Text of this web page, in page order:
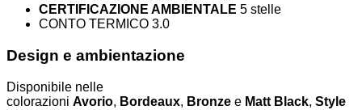
CERTIFICAZIONE AMBIENTALE 5 stelle
CONTO TERMICO 3.0
Design e ambientazione
Disponibile nelle
colorazioni Avorio, Bordeaux, Bronze e Matt Black, Style